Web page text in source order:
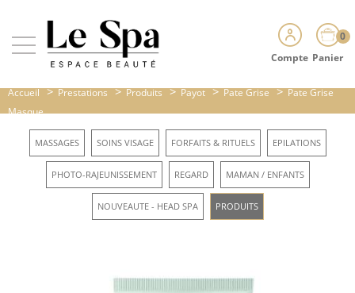
Compte
0
Panier
Accueil > Prestations > Produits > Payot > Pate Grise > Pate Grise
Masque...
MASSAGES SOINS VISAGE FORFAITS & RITUELS EPILATIONS
PHOTO-RAJEUNISSEMENT REGARD MAMAN / ENFANTS
NOUVEAUTE - HEAD SPA PRODUITS